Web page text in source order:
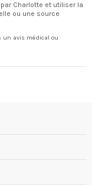
Charlotte et utiliser la
ou une source
un avis médical ou